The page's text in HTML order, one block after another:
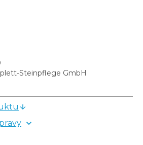
Steinpflege GmbH